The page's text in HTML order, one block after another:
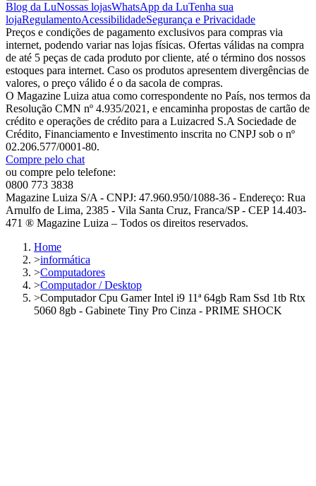
Blog da LuNossas lojasWhatsApp da LuTenha sua
lojaRegulamentoAcessibilidadeSegurança e Privacidade
Preços e condições de pagamento exclusivos para compras via
internet, podendo variar nas lojas físicas. Ofertas válidas na compra
de até 5 peças de cada produto por cliente, até o término dos nossos
estoques para internet. Caso os produtos apresentem divergências de
valores, o preço válido é o da sacola de compras.
O Magazine Luiza atua como correspondente no País, nos termos da
Resolução CMN nº 4.935/2021, e encaminha propostas de cartão de
crédito e operações de crédito para a Luizacred S.A Sociedade de
Crédito, Financiamento e Investimento inscrita no CNPJ sob o nº
02.206.577/0001-80.
Compre pelo chat
ou compre pelo telefone:
0800 773 3838
Magazine Luiza S/A - CNPJ: 47.960.950/1088-36 - Endereço: Rua
Arnulfo de Lima, 2385 - Vila Santa Cruz, Franca/SP - CEP 14.403-
471 ® Magazine Luiza – Todos os direitos reservados.
Home
>informática
>Computadores
>Computador / Desktop
>Computador Cpu Gamer Intel i9 11ª 64gb Ram Ssd 1tb Rtx
5060 8gb - Gabinete Tiny Pro Cinza - PRIME SHOCK